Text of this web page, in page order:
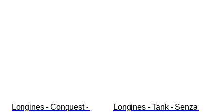
Longines - Conquest -
Longines - Tank - Senza